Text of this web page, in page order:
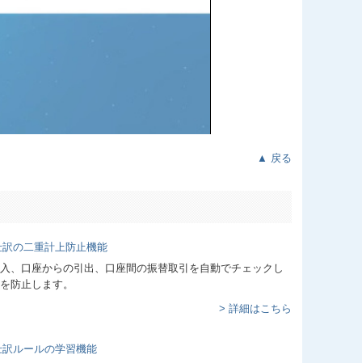
▲ 戻る
、口座からの引出、口座間の振替取引を自動でチェックし
防止します。
> 詳細はこちら